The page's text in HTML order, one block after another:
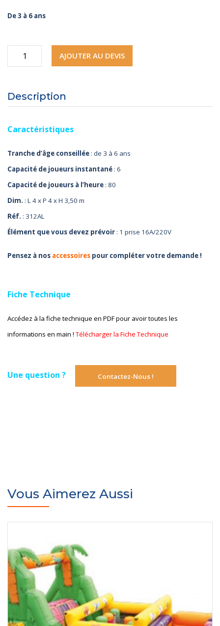
De 3 à 6 ans
quantité
de
AJOUTER AU DEVIS
Description
Caractéristiques
Tranche d’âge conseillée : de 3 à 6 ans
Capacité de joueurs instantané : 6
Capacité de joueurs à l’heure : 80
Dim. : L 4 x P 4 x H 3,50 m
Réf. : 312AL
Élément que vous devez prévoir : 1 prise 16A/220V
Pensez à nos accessoires pour compléter votre demande !
Fiche Technique
Accédez à la fiche technique en PDF pour avoir toutes les
informations en main !Télécharger la Fiche Technique
Une question ? Contactez-Nous !
Vous Aimerez Aussi